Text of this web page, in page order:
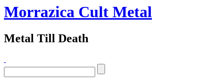
Morrazica Cult Metal
Metal Till Death